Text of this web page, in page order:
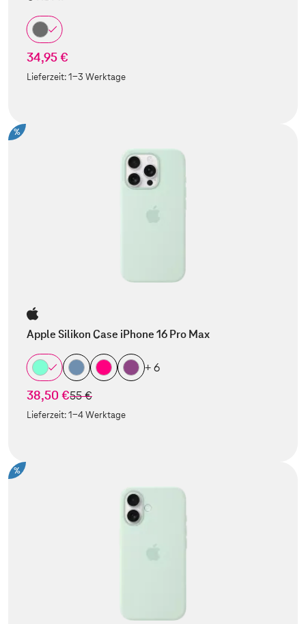
34,95 €
Lieferzeit:1-3 Werktage
%
Apple Silikon Case iPhone 16 Pro Max
+ 6
38,50 €statt
55 €
Lieferzeit:1-4 Werktage
%